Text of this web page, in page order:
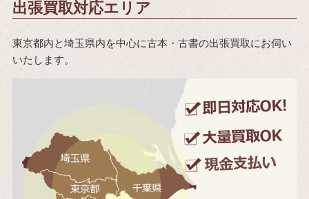
出張買取対応エリア
東京都内と埼玉県内を中心に古本・古書の出張買取にお伺い
いたします。